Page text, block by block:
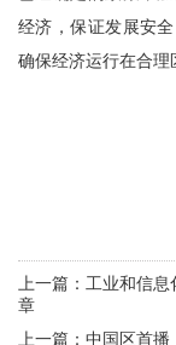
经济，保证发展安
确保经济运行在合理
上一篇：工业和信息
章
上一篇：中国区首播